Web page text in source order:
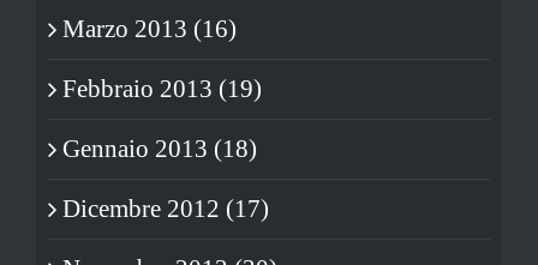
Marzo 2013 (16)
Febbraio 2013 (19)
Gennaio 2013 (18)
Dicembre 2012 (17)